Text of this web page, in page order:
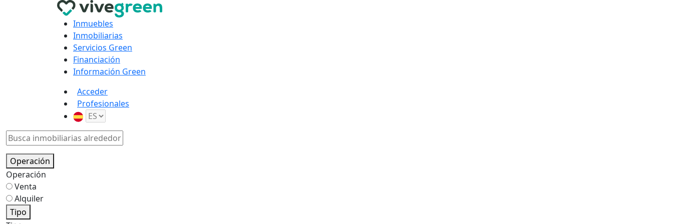
Inmuebles
Inmobiliarias
Servicios Green
Financiación
Información Green
Acceder
Profesionales
Operación
Operación
Venta
Alquiler
Tipo